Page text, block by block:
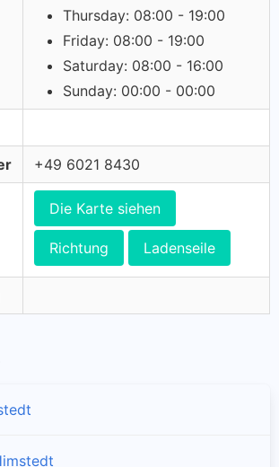
Thursday: 08:00 - 19:00
Friday: 08:00 - 19:00
Saturday: 08:00 - 16:00
Sunday: 00:00 - 00:00
+49 6021 8430
Die Karte siehen
Richtung Ladenseile